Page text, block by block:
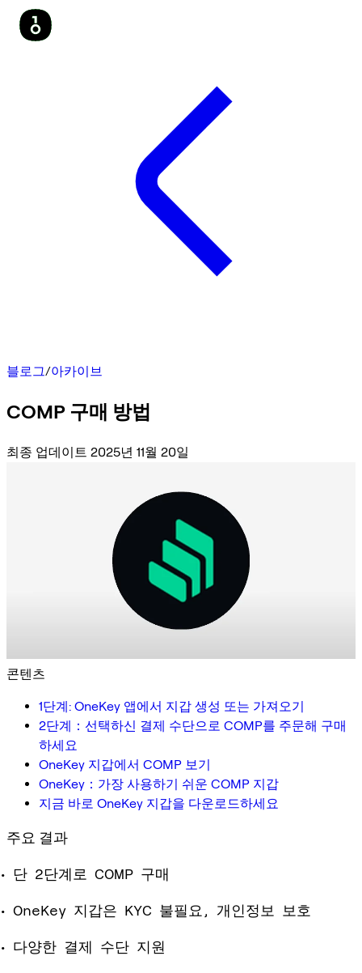
블로그/아카이브
COMP 구매 방법
최종 업데이트 2025년 11월 20일
콘텐츠
1단계: OneKey 앱에서 지갑 생성 또는 가져오기
2단계：선택하신 결제 수단으로 COMP를 주문해 구매
하세요
OneKey 지갑에서 COMP 보기
OneKey：가장 사용하기 쉬운 COMP 지갑
지금 바로 OneKey 지갑을 다운로드하세요
주요 결과
단 2단계로 COMP 구매
OneKey 지갑은 KYC 불필요, 개인정보 보호
다양한 결제 수단 지원